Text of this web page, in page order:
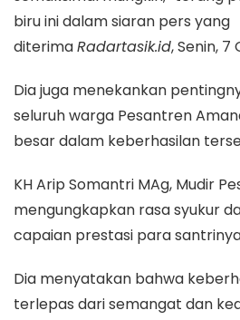
biru ini dalam siaran pers yang
diterimaRadartasik.id, Senin,
Dia juga menekankan
seluruh warga Pesantren
besar dalam keberhasilan
KH Arip Somantri MAg, Mudir
mengungkapkan rasa syukur
capaian prestasi para
Dia menyatakan bahwa
terlepas dari semangat dan